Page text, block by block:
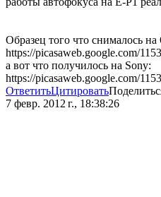
Образец того что снималось
https://picasaweb.google.com/
а вот что получилось на Sony:
https://picasaweb.google.com/
ОтветитьЦитировать
7 февр. 2012 г., 18:38:26